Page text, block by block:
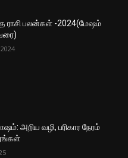
ராசி பலன்கள் -2024(மேஷம்
அறிய வழி, பரிகார நேரம்